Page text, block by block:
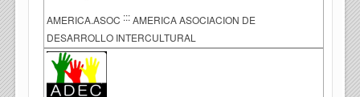
AMERICA.ASOC ::: AMERICA ASOCIACION DE
DESARROLLO INTERCULTURAL